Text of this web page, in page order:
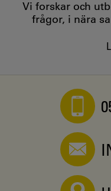
Vi forskar och
frågor, i nära